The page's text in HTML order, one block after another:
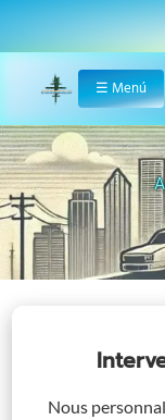
Home
☰ Menú
Nous